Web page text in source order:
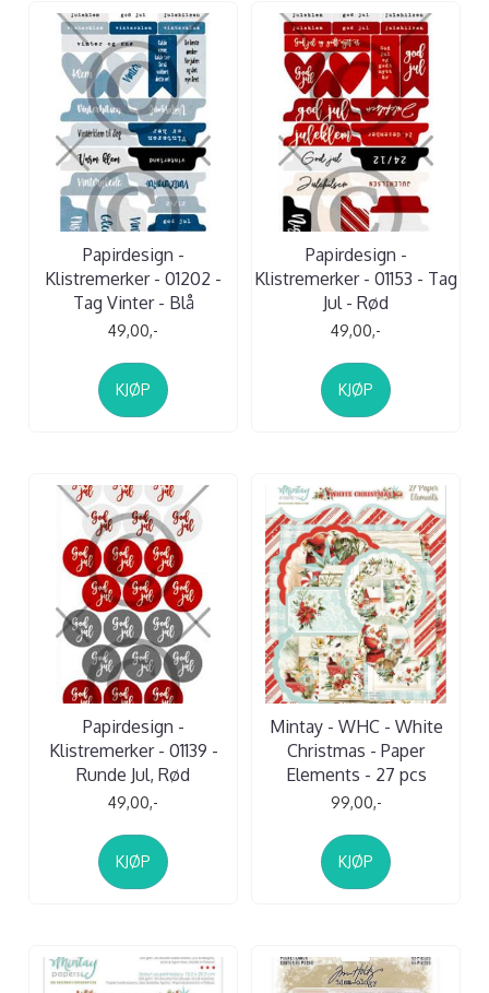
Papirdesign -
Klistremerker - 01202 -
Tag Vinter - Blå
49,00,-
KJØP
Papirdesign -
Klistremerker - 01153 - Tag
Jul - Rød
49,00,-
KJØP
Papirdesign -
Klistremerker - 01139 -
Runde Jul, Rød
49,00,-
KJØP
Mintay - WHC - White
Christmas - Paper
Elements - 27 pcs
99,00,-
KJØP